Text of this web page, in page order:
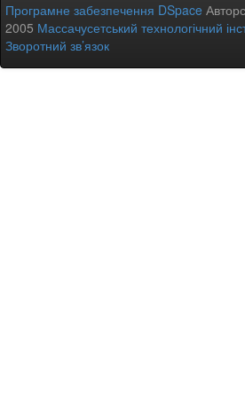
Програмне забезпечення DSpace
2005 Массачусетський технологічний
Зворотний зв’язок